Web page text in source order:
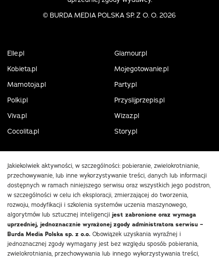
© BURDA MEDIA POLSKA SP. Z O. O. 2026
Elle.pl
Glamour.pl
Kobieta.pl
Mojegotowanie.pl
Mamotoja.pl
Party.pl
Polki.pl
Przyslijprzepis.pl
Viva.pl
Wizaz.pl
Cocolita.pl
Story.pl
Jakiekolwiek aktywności, w szczególności: pobieranie, zwielokrotnianie,
przechowywanie, lub inne wykorzystywanie treści, danych lub informacji
dostępnych w ramach niniejszego serwisu oraz wszystkich jego podstron,
w szczególności w celu ich eksploracji, zmierzającej do tworzenia,
rozwoju, modyfikacji i szkolenia systemów uczenia maszynowego,
algorytmów lub sztucznej inteligencji jest zabronione oraz wymaga
uprzedniej, jednoznacznie wyrażonej zgody administratora serwisu –
Burda Media Polska sp. z o.o. Obowiązek uzyskania wyraźnej i
jednoznacznej zgody wymagany jest bez względu sposób pobierania,
zwielokrotniania, przechowywania lub innego wykorzystywania treści,